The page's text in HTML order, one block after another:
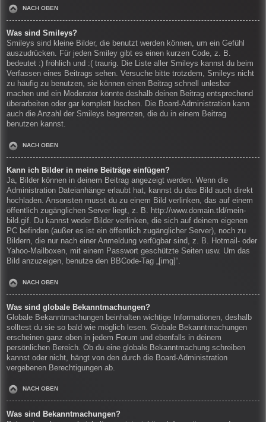
NACH OBEN
Was sind Smileys?
Smileys sind kleine Bilder, die benutzt werden können, um ein Gefühl
auszudrücken. Für jeden Smiley gibt es einen kurzen Code, z. B.
bedeutet :) fröhlich und :( traurig. Die Liste aller Smileys kannst du beim
Verfassen eines Beitrags sehen. Versuche bitte trotzdem, Smileys nicht
zu häufig zu benutzen, sie können einen Beitrag schnell unlesbar
machen und ein Moderator könnte deshalb deinen Beitrag entsprechend
überarbeiten oder gar komplett löschen. Die Board-Administration kann
auch die Anzahl der Smileys begrenzen, die du in einem Beitrag
benutzen kannst.
NACH OBEN
Kann ich Bilder in meine Beiträge einfügen?
Ja, Bilder können in deinem Beitrag angezeigt werden. Wenn die
Administration Dateianhänge erlaubt hat, kannst du das Bild auch direkt
hochladen. Ansonsten musst du zu einem Bild verlinken, das auf einem
öffentlich zugänglichen Server liegt, z. B. http://www.domain.tld/mein-
bild.gif. Du kannst weder Bilder verlinken, die sich auf deinem eigenen
PC befinden (außer es ist ein öffentlich zugänglicher Server), noch zu
Bildern, die nur nach einer Anmeldung verfügbar sind, z. B. Hotmail- oder
Yahoo-Mailboxen, mit einem Passwort geschützte Seiten usw. Um das
Bild anzuzeigen, benutze den BBCode-Tag „[img]“.
NACH OBEN
Was sind globale Bekanntmachungen?
Globale Bekanntmachungen beinhalten wichtige Informationen, deshalb
solltest du sie so bald wie möglich lesen. Globale Bekanntmachungen
erscheinen ganz oben in jedem Forum und ebenfalls in deinem
persönlichen Bereich. Ob du eine globale Bekanntmachung schreiben
kannst oder nicht, hängt von den durch die Board-Administration
vergebenen Berechtigungen ab.
NACH OBEN
Was sind Bekanntmachungen?